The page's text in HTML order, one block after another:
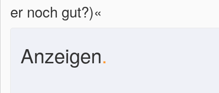
er noch gut?)«
Anzeigen.